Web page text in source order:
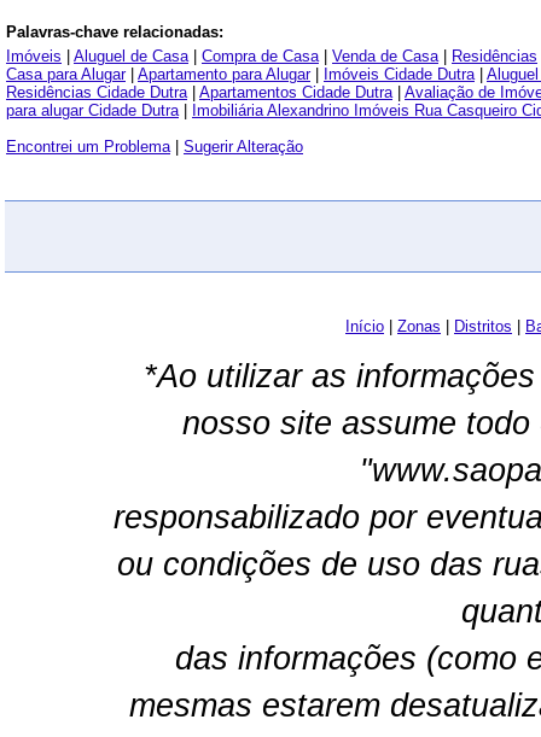
Palavras-chave relacionadas:
Imóveis
Aluguel de Casa| Compra de Casa| Venda de Casa| Residências
Casa para Alugar| Apartamento para Alugar| Imóveis Cidade Dutra|
Residências Cidade Dutra| Apartamentos Cidade Dutra| Avaliação de
para alugar Cidade Dutra|
Imobiliária Alexandrino Imóveis Rua Casqueiro
Encontrei um Problema| Sugerir Alteração
Início Zonas Distritos
*Ao utilizar as
nosso site assume
responsabilizado por
ou condições de uso das
das informações (como
mesmas estarem